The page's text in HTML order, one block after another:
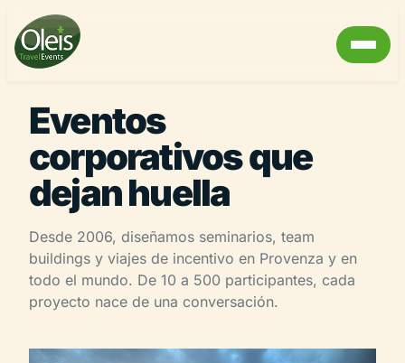
Eventos
corporativos que
dejan huella
Desde 2006, diseñamos seminarios, team
buildings y viajes de incentivo en Provenza y en
todo el mundo. De 10 a 500 participantes, cada
proyecto nace de una conversación.